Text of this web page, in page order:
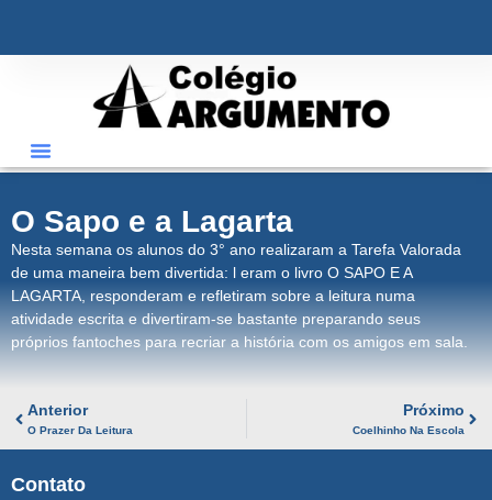
O Sapo e a Lagarta
Nesta semana os alunos do 3° ano realizaram a Tarefa Valorada
de uma maneira bem divertida: l eram o livro O SAPO E A
LAGARTA, responderam e refletiram sobre a leitura numa
atividade escrita e divertiram-se bastante preparando seus
próprios fantoches para recriar a história com os amigos em sala.
Anterior
O Prazer Da Leitura
Próximo
Coelhinho Na Escola
Contato